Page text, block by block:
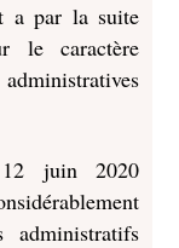
a par la suite
le caractère
juin 2020
administratifs